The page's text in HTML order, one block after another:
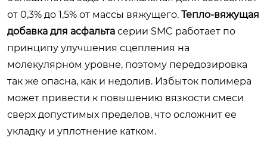
от 0,3% до 1,5% от массы вяжущего. Тепло-вяжущая
добавка для асфальта серии SMC работает по
принципу улучшения сцепления на
молекулярном уровне, поэтому передозировка
так же опасна, как и недолив. Избыток полимера
может привести к повышению вязкости смеси
сверх допустимых пределов, что осложнит ее
укладку и уплотнение катком.